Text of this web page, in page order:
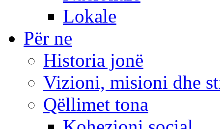
Lokale
Për ne
Historia jonë
Vizioni, misioni dhe
Qëllimet tona